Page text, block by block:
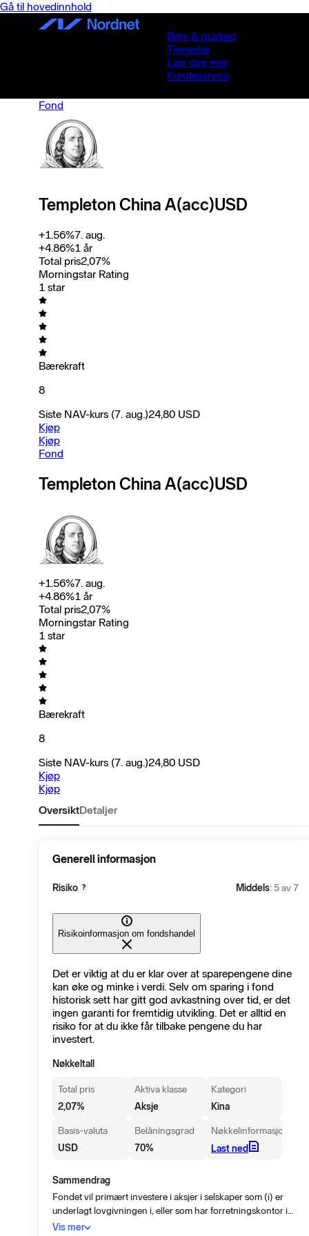
Gå til hovedinnhold
Børs & marked
Tjenester
Lær deg mer
Kundeservice
Fond
Templeton China A(acc)USD
+1.56%7. aug.
+4.86%1 år
Total pris2,07%
Morningstar Rating
1 star
Bærekraft
8
Siste NAV-kurs (7. aug.)24,80 USD
Kjøp
Kjøp
Fond
Templeton China A(acc)USD
+1.56%7. aug.
+4.86%1 år
Total pris2,07%
Morningstar Rating
1 star
Bærekraft
8
Siste NAV-kurs (7. aug.)24,80 USD
Kjøp
Kjøp
OversiktDetaljer
Generell informasjon
Risiko ? Middels: 5 av 7
Risikoinformasjon om fondshandel
Det er viktig at du er klar over at sparepengene dine
kan øke og minke i verdi. Selv om sparing i fond
historisk sett har gitt god avkastning over tid, er det
ingen garanti for fremtidig utvikling. Det er alltid en
risiko for at du ikke får tilbake pengene du har
investert.
Nøkkeltall
Total pris
2,07%
Aktiva klasse
Aksje
Kategori
Kina
Basis-valuta
USD
Belåningsgrad
70%
Nøkkelinformasjon
Last ned
Sammendrag
Fondet vil primært investere i aksjer i selskaper som (i) er
underlagt lovgivningen i, eller som har forretningskontor i
Folkerepublikken Kina (“Kina”), Hongkong eller Taiwan, eller
Vis mer